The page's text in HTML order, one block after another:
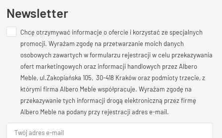
lakierem z dbałością o detale
niepowtarzalny charakter i naturalne piękno drewna.
Wysokie oparcie z profilowanymi
szczeblami
Krzesło posiadawysokie oparcie z ergonomicznie
wyprofilowanymi szczeblami
, które idealnie podpierają
odcinek lędźwiowy kręgosłupa.
Zapewnia to wygodę i stabilne podparcie podczas długiego
Dodaj opinię o produkcie
Twoja ocena
Bardzo dobry
Twoja opinia o produkcie
Newsletter
Chcę otrzymywać informacje o ofercie i korzystać ze specjalnych
promocji. Wyrażam zgodę na przetwarzanie moich danych
osobowych zawartych w formularzu rejestracji w celu przekazywania
ofert marketingowych oraz informacji handlowych przez Albero
Meble, ul.Zakopiańska 105, 30-418 Kraków oraz podmioty trzecie, z
którymi firma Albero Meble współpracuje. Wyrażam zgodę na
przekazywanie tych informacji drogą elektroniczną przez firmę
Albero Meble na podany przy rejestracji adres e-mail.